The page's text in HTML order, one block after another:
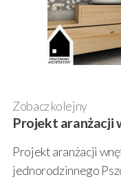
Zobacz kolejny
Projekt aranżacji
Projekt aranżacji
jednorodzinnego